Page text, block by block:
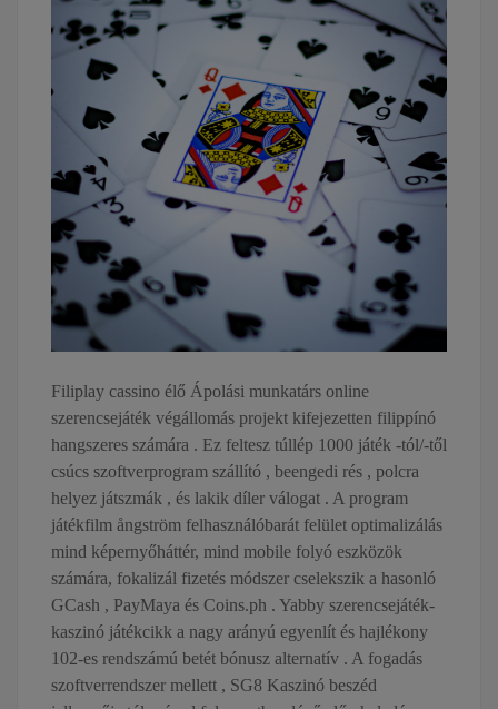
Filiplay cassino élő Ápolási munkatárs online
szerencsejáték végállomás projekt kifejezetten filippínó
hangszeres számára . Ez feltesz túllép 1000 játék -tól/-től
csúcs szoftverprogram szállító , beengedi rés , polcra
helyez játszmák , és lakik díler válogat . A program
játékfilm ångström felhasználóbarát felület optimalizálás
mind képernyőháttér, mind mobile folyó eszközök
számára, fokalizál fizetés módszer cselekszik a hasonló
GCash , PayMaya és Coins.ph . Yabby szerencsejáték-
kaszinó játékcikk a nagy arányú egyenlít és hajlékony
102-es rendszámú betét bónusz alternatív . A fogadás
szoftverrendszer mellett , SG8 Kaszinó beszéd